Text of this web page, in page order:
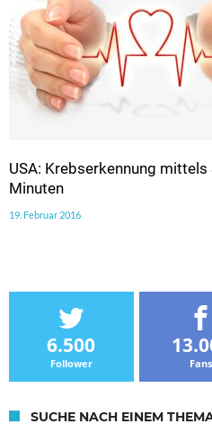
USA: Krebserkennung
Minuten
19. Februar 2016
6.500
Follower Fans
SUCHE NACH EINEM